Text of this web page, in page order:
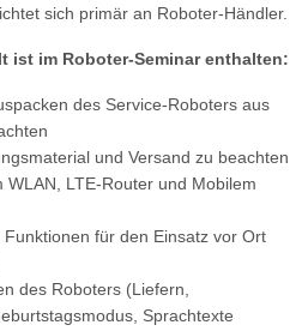
sich primär an Roboter-Händler.
ist im Roboter-Seminar enthalten:
des Service-Roboters aus
und Versand zu beachten
LTE-Router und Mobilem
für den Einsatz vor Ort
des Roboters (Liefern,
Sprachtexte